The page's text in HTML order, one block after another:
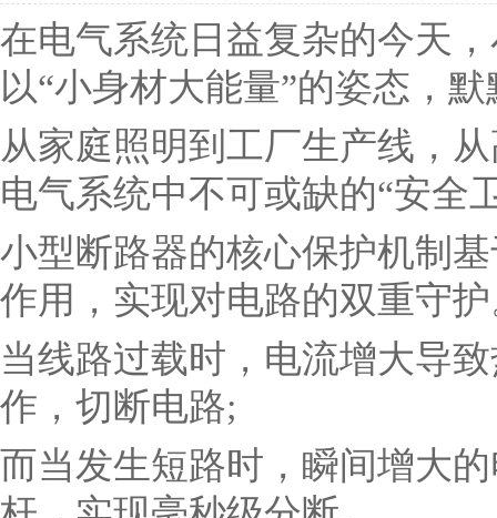
在电气系统日益复杂的今天
以“小身材大能量”的姿态，
从家庭照明到工厂生产线，
电气系统中不可或缺的“安全
小型断路器的核心保护机制
作用，实现对电路的双重守
当线路过载时，电流增大导
作，切断电路;
而当发生短路时，瞬间增大